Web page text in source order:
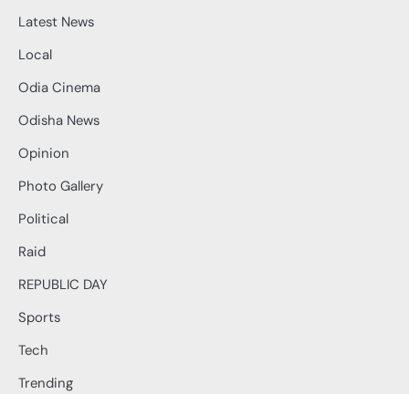
Latest News
Local
Odia Cinema
Odisha News
Opinion
Photo Gallery
Political
Raid
REPUBLIC DAY
Sports
Tech
Trending